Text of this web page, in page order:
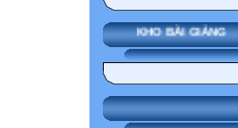
KHO BÀI GIẢNG